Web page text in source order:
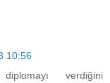
10:56
verdiğini